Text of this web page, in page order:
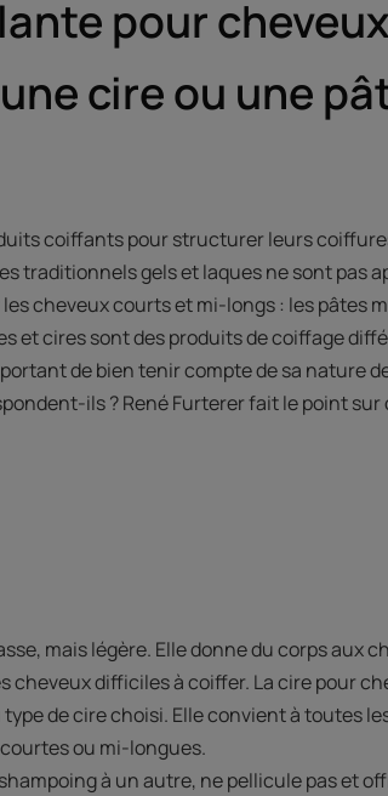
pour cheveux
cire ou une
coiffants pour structurer leurs
traditionnels gels et laques ne sont pas
cheveux courts et mi-longs : les pâtes
et cires sont des produits de coiffage
de bien tenir compte de sa nature
ils ? René Furterer fait le point
mais légère. Elle donne du corps aux
difficiles à coiffer. La cire pour
de cire choisi. Elle convient à toutes
ou mi-longues.
à un autre, ne pellicule pas et